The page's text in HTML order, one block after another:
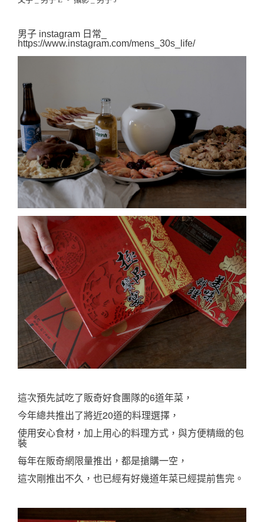
https://www.instagram.com/mens_30s_life/
這次預先試吃了販奇好食團隊的6道年菜，
今年總共推出了將近20道的料理選擇，
使用安心食材，加上用心的料理方式，與方便精緻的包
裝
每年在販奇網限量推出，都是搶購一空，
這次剛推出不久，也已經有好幾道年菜已經提前售完。